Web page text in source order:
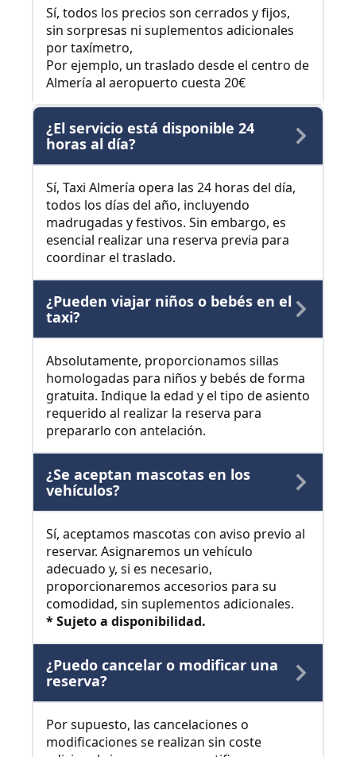
Sí, todos los precios son cerrados y fijos,
sin sorpresas ni suplementos adicionales
por taxímetro,
Por ejemplo, un traslado desde el centro de
Almería al aeropuerto cuesta 20€
¿El servicio está disponible 24
horas al día?
Sí, Taxi Almería opera las 24 horas del día,
todos los días del año, incluyendo
madrugadas y festivos. Sin embargo, es
esencial realizar una reserva previa para
coordinar el traslado.
¿Pueden viajar niños o bebés en el
taxi?
Absolutamente, proporcionamos sillas
homologadas para niños y bebés de forma
gratuita. Indique la edad y el tipo de asiento
requerido al realizar la reserva para
prepararlo con antelación.
¿Se aceptan mascotas en los
vehículos?
Sí, aceptamos mascotas con aviso previo al
reservar. Asignaremos un vehículo
adecuado y, si es necesario,
proporcionaremos accesorios para su
comodidad, sin suplementos adicionales.
* Sujeto a disponibilidad.
¿Puedo cancelar o modificar una
reserva?
Por supuesto, las cancelaciones o
modificaciones se realizan sin coste